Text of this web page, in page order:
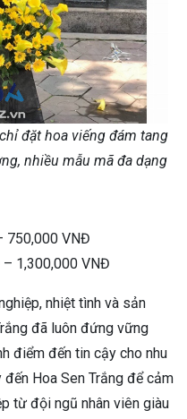
đặt hoa viếng đám tang
nhiều mẫu mã đa dạng
750,000 VNĐ
– 1,300,000 VNĐ
nhiệt tình và sản
đã luôn đứng vững
điểm đến tin cậy cho nhu
Hoa Sen Trắng để cảm
từ đội ngũ nhân viên giàu